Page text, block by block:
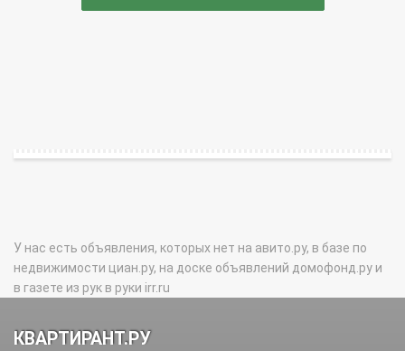
У нас есть объявления, которых нет на авито.ру, в базе по
недвижимости циан.ру, на доске объявлений домофонд.ру и
в газете из рук в руки irr.ru
КВАРТИРАНТ.РУ